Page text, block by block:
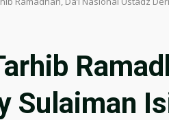
Sulaiman